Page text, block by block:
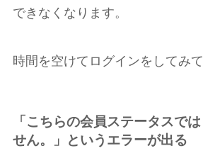
できなくなります。
時間を空けてログインをしてみて
「こちらの会員ステータスで
せん。」というエラーが出る